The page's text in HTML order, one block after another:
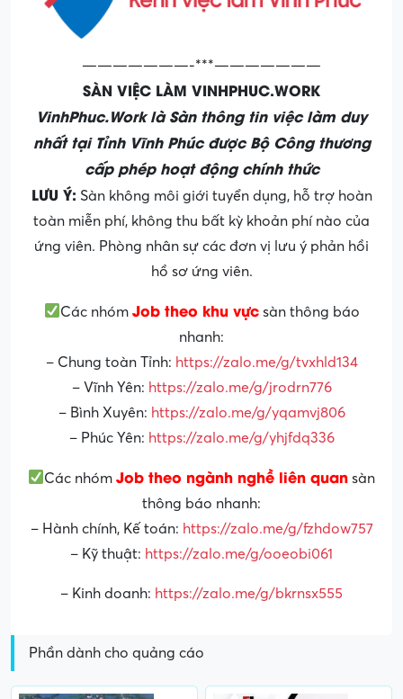
———————-***———————
SÀN VIỆC LÀM VINHPHUC.WORK
VinhPhuc.Work là Sàn thông tin việc làm duy
nhất tại Tỉnh Vĩnh Phúc được Bộ Công thương
cấp phép hoạt động chính thức
LƯU Ý: Sàn không môi giới tuyển dụng, hỗ trợ hoàn
toàn miễn phí, không thu bất kỳ khoản phí nào của
ứng viên. Phòng nhân sự các đơn vị lưu ý phản hồi
hồ sơ ứng viên.
Các nhóm Job theo khu vựcsàn thông báo
nhanh:
– Chung toàn Tỉnh: https://zalo.me/g/tvxhld134
– Vĩnh Yên: https://zalo.me/g/jrodrn776
– Bình Xuyên: https://zalo.me/g/yqamvj806
– Phúc Yên: https://zalo.me/g/yhjfdq336
Các nhómJob theo ngành nghề liên quan sàn
thông báo nhanh:
– Hành chính, Kế toán: https://zalo.me/g/fzhdow757
– Kỹ thuật: https://zalo.me/g/ooeobi061
– Kinh doanh: https://zalo.me/g/bkrnsx555
Phần dành cho quảng cáo